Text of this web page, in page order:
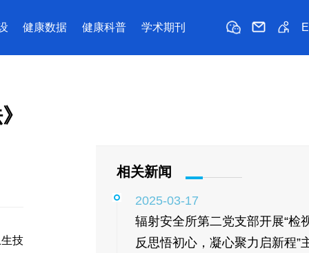
健康数据 健康科普 学术期刊
技
相关新闻
2025-03-17
辐射安全所第二党支部开展“检
反思悟初心，凝心聚力启新程”